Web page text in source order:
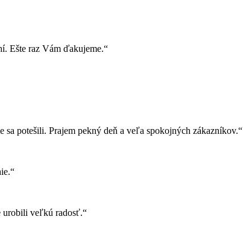
Ešte raz Vám ďakujeme.“
sa potešili. Prajem pekný deň a veľa spokojných zákazníkov.“
urobili veľkú radosť.“